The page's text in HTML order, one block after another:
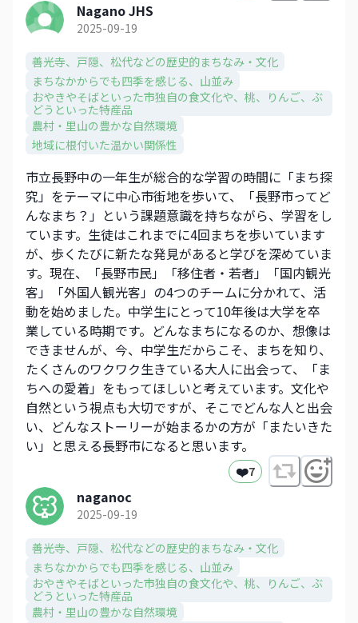
Nagano JHS
2025-09-19
善光寺、戸隠、松代などの歴史的まちなみ・文化​
まちなかからでも四季を感じる、山並み​
おやきやそばといった市独自の食文化や、​桃、りんご、ぶ
どうといった特産品​
農村・里山の豊かな自然環境
地域に根付いた温かい関係性
市立長野中の一年生が総合的な学習の時間に「まち探
究」をテーマに中心市街地を歩いて、「長野市ってど
んなまち？」という課題意識を持ちながら、学習をし
ています。生徒はこれまでに4回まちを歩いています
が、歩くたびに新たな発見があると学びを深めていま
す。現在、「長野市民」「移住者・若者」「国内観光
客」「外国人観光客」の4つのチームに分かれて、活
動を始めました。中学生にとって10年後は大学を卒
業している時期です。どんなまちになるのか、想像は
できませんが、今、中学生だからこそ、まちを知り、
たくさんのワクワク生きている大人に出会って、「ま
ちへの愛着」をもってほしいと考えています。文化や
自然という視点も大切ですが、そこでどんな人と出会
い、どんなストーリーが始まるかの方が「またいきた
い」と思える長野市になると思います。
❤️7
naganoc
2025-09-19
善光寺、戸隠、松代などの歴史的まちなみ・文化​
まちなかからでも四季を感じる、山並み​
おやきやそばといった市独自の食文化や、​桃、りんご、ぶ
どうといった特産品​
農村・里山の豊かな自然環境